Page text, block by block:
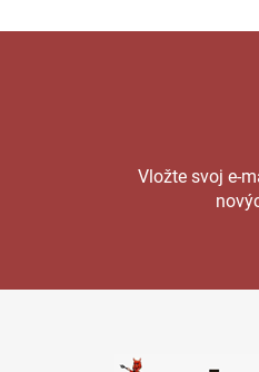
Vložte svoj e-